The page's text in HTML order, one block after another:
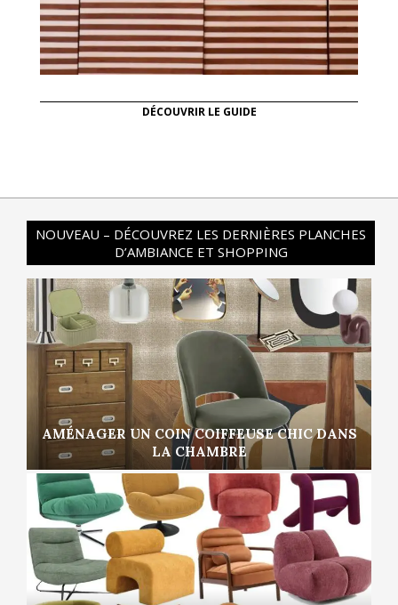
DÉCOUVRIR LE GUIDE
NOUVEAU – DÉCOUVREZ LES DERNIÈRES PLANCHES
D’AMBIANCE ET SHOPPING
AMÉNAGER UN COIN COIFFEUSE CHIC DANS
LA CHAMBRE